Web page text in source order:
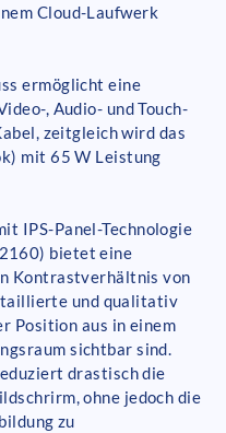
Cloud-Laufwerk
ermöglicht eine
, Audio- und Touch-
zeitgleich wird das
mit 65 W Leistung
IPS-Panel-Technologie
bietet eine
Kontrastverhältnis von
und qualitativ
Position aus in einem
sichtbar sind.
drastisch die
ohne jedoch die
zu